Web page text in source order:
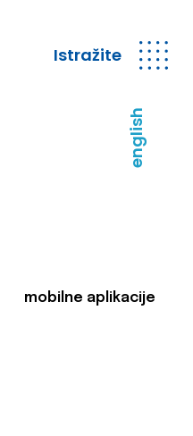
Istražite
english
mobilne aplikacije